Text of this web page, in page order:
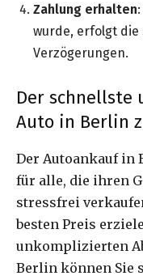
Zahlung erhalten
wurde, erfolgt die
Verzögerungen.
Der schnellste
Auto in Berlin
Der Autoankauf in
für alle, die ihren
stressfrei
besten Preis
unkomplizierten
Berlin können Sie